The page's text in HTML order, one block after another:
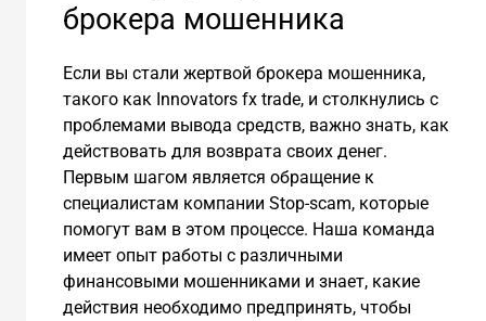
брокера мошенника
Если вы стали жертвой брокера мошенника,
такого как Innovators fx trade, и столкнулись с
проблемами вывода средств, важно знать, как
действовать для возврата своих денег.
Первым шагом является обращение к
специалистам компании Stop-scam, которые
помогут вам в этом процессе. Наша команда
имеет опыт работы с различными
финансовыми мошенниками и знает, какие
действия необходимо предпринять, чтобы